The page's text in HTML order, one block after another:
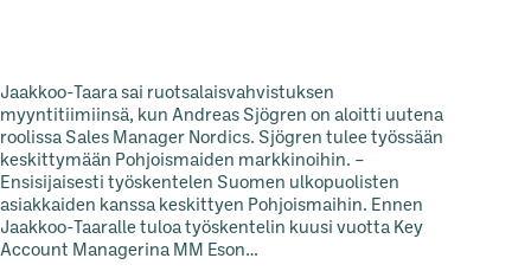
Jaakkoo-Taara sai ruotsalaisvahvistuksen
myyntitiimiinsä, kun Andreas Sjögren on aloitti uutena
roolissa Sales Manager Nordics. Sjögren tulee työssään
keskittymään Pohjoismaiden markkinoihin. –
Ensisijaisesti työskentelen Suomen ulkopuolisten
asiakkaiden kanssa keskittyen Pohjoismaihin. Ennen
Jaakkoo-Taaralle tuloa työskentelin kuusi vuotta Key
Account Managerina MM Eson…